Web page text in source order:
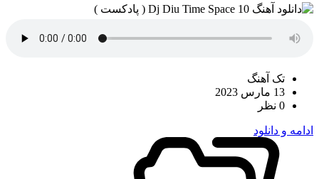
تک آهنگ
13 مارس 2023
0 نظر
ادامه و دانلود